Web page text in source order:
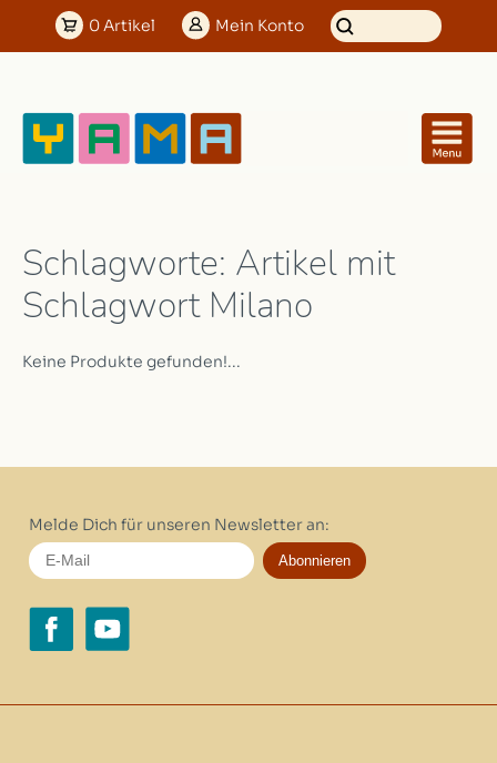
0Artikel Mein Konto
Schlagworte: Artikel mit
Schlagwort Milano
Keine Produkte gefunden!...
Melde Dich für unseren Newsletter an:
Abonnieren